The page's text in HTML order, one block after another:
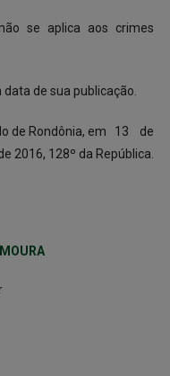
se aplica aos crimes
de sua publicação.
de Rondônia, em 13 de
2016, 128º da República.